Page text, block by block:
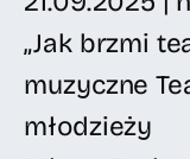
„Jak brzmi
muzyczne
młodzieży